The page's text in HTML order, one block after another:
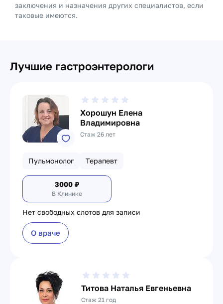
заключения и назначения других специалистов, если
таковые имеются.
Лучшие гастроэнтерологи
Хорошун Елена
Владимировна
Стаж 26 лет
Пульмонолог Терапевт
3000 ₽
В Клинике
Нет свободных слотов для записи
О враче
Титова Наталья Евгеньевна
Стаж 21 год